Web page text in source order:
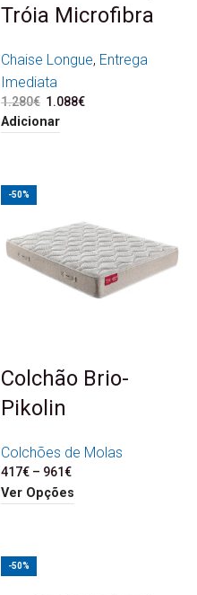
Tróia Microfibra
Chaise Longue, Entrega
Imediata
1.280€ O preço original era:
1.280€.
1.088€
Adicionar
-50%
Colchão Brio-
Pikolin
Colchões de Molas
417€ – 961€
through 961€
Ver Opções
-50%